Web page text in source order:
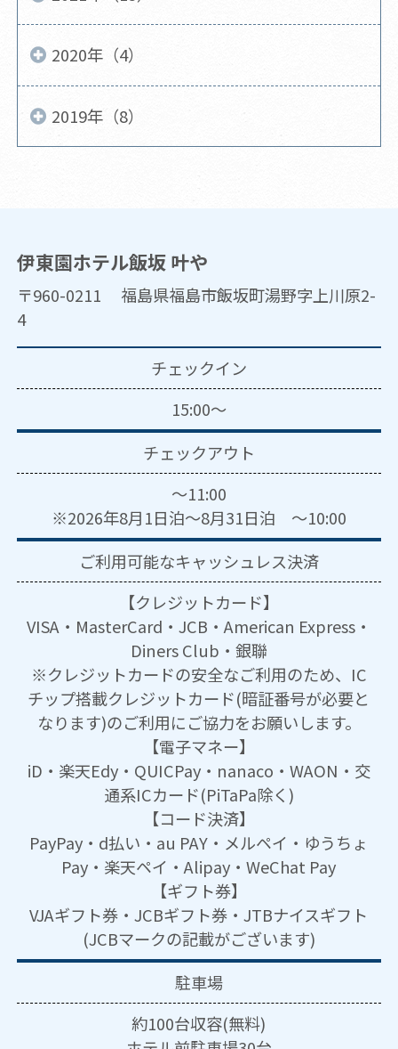
2020年（4）
2019年（8）
伊東園ホテル飯坂 叶や
〒960-0211 福島県福島市飯坂町湯野字上川原2-
4
チェックイン
15:00～
チェックアウト
～11:00
※2026年8月1日泊～8月31日泊 ～10:00
ご利用可能なキャッシュレス決済
【クレジットカード】
VISA・MasterCard・JCB・American Express・
Diners Club・銀聯
※クレジットカードの安全なご利用のため、IC
チップ搭載クレジットカード(暗証番号が必要と
なります)のご利用にご協力をお願いします。
【電子マネー】
iD・楽天Edy・QUICPay・nanaco・WAON・交
通系ICカード(PiTaPa除く)
【コード決済】
PayPay・d払い・au PAY・メルペイ・ゆうちょ
Pay・楽天ペイ・Alipay・WeChat Pay
【ギフト券】
VJAギフト券・JCBギフト券・JTBナイスギフト
(JCBマークの記載がございます)
駐車場
約100台収容(無料)